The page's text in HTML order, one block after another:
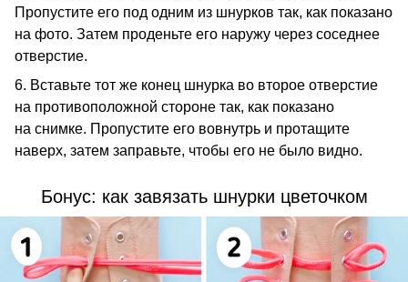
Пропустите его под одним из шнурков так, как показано
на фото. Затем проденьте его наружу через соседнее
отверстие.
6. Вставьте тот же конец шнурка во второе отверстие
на противоположной стороне так, как показано
на снимке. Пропустите его вовнутрь и протащите
наверх, затем заправьте, чтобы его не было видно.
Бонус: как завязать шнурки цветочком